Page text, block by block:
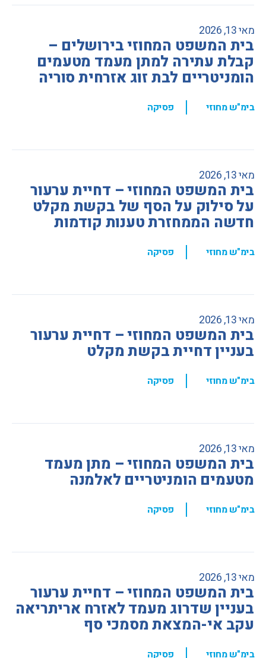
מאי 13, 2026
בית המשפט המחוזי בירושלים –
קבלת עתירה למתן מעמד מטעמים
הומניטריים לבת זוג אזרחית סוריה
בימ"ש מחוזי , פסיקה
מאי 13, 2026
בית המשפט המחוזי – דחיית ערעור
על סילוק על הסף של בקשת מקלט
חדשה הממחזרת טענות קודמות
בימ"ש מחוזי , פסיקה
מאי 13, 2026
בית המשפט המחוזי – דחיית ערעור
בעניין דחיית בקשת מקלט
בימ"ש מחוזי , פסיקה
מאי 13, 2026
בית המשפט המחוזי – מתן מעמד
מטעמים הומניטריים לאלמנה
בימ"ש מחוזי , פסיקה
מאי 13, 2026
בית המשפט המחוזי – דחיית ערעור
בעניין שדרוג מעמד לאזרח אריתריאה
עקב אי-המצאת מסמכי סף
בימ"ש מחוזי , פסיקה